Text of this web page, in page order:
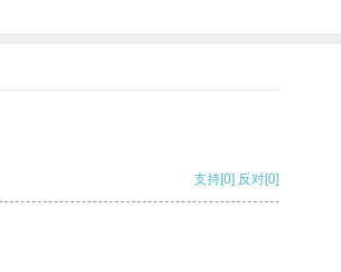
支持[0] 反对[0]